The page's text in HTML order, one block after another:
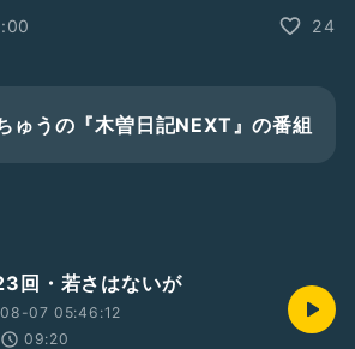
24
ゅうの『木曽日記NEXT』の番組
回・若さはないが
07 05:46:12
09:20